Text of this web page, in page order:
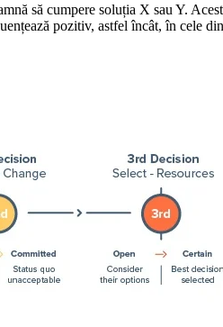
să cumpere soluția X sau Y.
pozitiv, astfel încât, în cele